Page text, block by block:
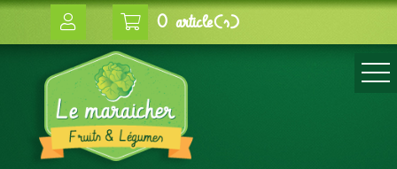
0 article(s)